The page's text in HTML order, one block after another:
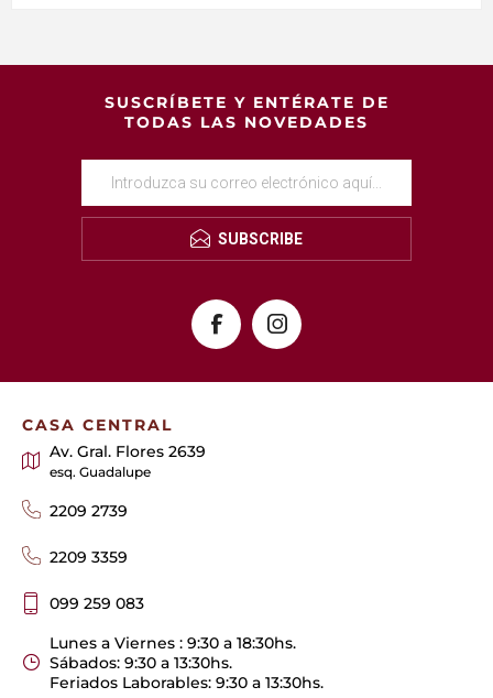
SUSCRÍBETE Y ENTÉRATE DE
TODAS LAS NOVEDADES
SUBSCRIBE
CASA CENTRAL
Av. Gral. Flores 2639
esq. Guadalupe
2209 2739
2209 3359
099 259 083
Lunes a Viernes : 9:30 a 18:30hs.
Sábados: 9:30 a 13:30hs.
Feriados Laborables: 9:30 a 13:30hs.